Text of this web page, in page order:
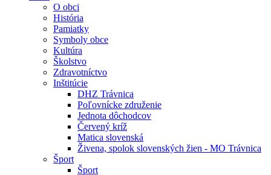
O obci
História
Pamiatky
Symboly obce
Kultúra
Školstvo
Zdravotníctvo
Inštitúcie
DHZ Trávnica
Poľovnícke združenie
Jednota dôchodcov
Červený kríž
Matica slovenská
Živena, spolok slovenských žien - MO Trávnica
Šport
Šport